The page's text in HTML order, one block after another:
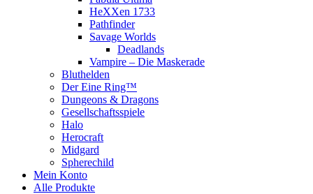
HeXXen 1733
Pathfinder
Savage Worlds
Deadlands
Vampire – Die Maskerade
Bluthelden
Der Eine Ring™
Dungeons & Dragons
Gesellschaftsspiele
Halo
Herocraft
Midgard
Spherechild
Mein Konto
Alle Produkte